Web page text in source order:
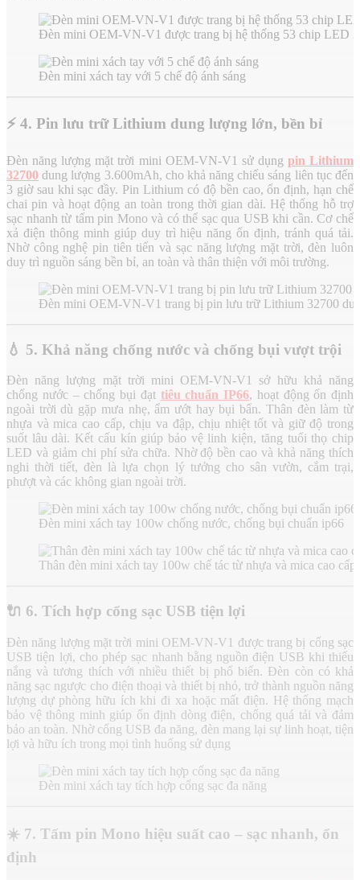
Đèn mini OEM-VN-V1 được trang bị hệ thống 53 chip LED
Đèn mini xách tay với 5 chế độ ánh sáng
⚡ 4. Pin lưu trữ Lithium dung lượng lớn, bền bỉ
Đèn năng lượng mặt trời mini OEM-VN-V1 sử dụng pin Lithium
32700 dung lượng 3.600mAh, cho khả năng chiếu sáng liên tục đến
3 giờ sau khi sạc đầy. Pin Lithium có độ bền cao, ổn định, hạn chế
chai pin và hoạt động an toàn trong thời gian dài. Hệ thống hỗ trợ
sạc nhanh từ tấm pin Mono và có thể sạc qua USB khi cần. Cơ chế
xả điện thông minh giúp duy trì hiệu năng ổn định, tránh quá tải.
Nhờ công nghệ pin tiên tiến và sạc năng lượng mặt trời, đèn luôn
duy trì nguồn sáng bền bỉ, an toàn và thân thiện với môi trường.
Đèn mini OEM-VN-V1 trang bị pin lưu trữ Lithium 32700
💧 5. Khả năng chống nước và chống bụi vượt trội
Đèn năng lượng mặt trời mini OEM-VN-V1 sở hữu khả năng
chống nước – chống bụi đạt tiêu chuẩn IP66, hoạt động ổn định
ngoài trời dù gặp mưa nhẹ, ẩm ướt hay bụi bẩn. Thân đèn làm từ
nhựa và mica cao cấp, chịu va đập, chịu nhiệt tốt và giữ độ trong
suốt lâu dài. Kết cấu kín giúp bảo vệ linh kiện, tăng tuổi thọ chip
LED và giảm chi phí sửa chữa. Nhờ độ bền cao và khả năng thích
nghi thời tiết, đèn là lựa chọn lý tưởng cho sân vườn, cắm trại,
phượt và các không gian ngoài trời.
Đèn mini xách tay 100w chống nước, chống bụi chuẩn ip66
Thân đèn mini xách tay 100w chế tác từ nhựa và mica cao cấp
🔌 6. Tích hợp cổng sạc USB tiện lợi
Đèn năng lượng mặt trời mini OEM-VN-V1 được trang bị cổng sạc
USB tiện lợi, cho phép sạc nhanh bằng nguồn điện USB khi thiếu
nắng và tương thích với nhiều thiết bị phổ biến. Đèn còn có khả
năng sạc ngược cho điện thoại và thiết bị nhỏ, trở thành nguồn năng
lượng dự phòng hữu ích khi đi xa hoặc mất điện. Hệ thống mạch
bảo vệ thông minh giúp ổn định dòng điện, chống quá tải và đảm
bảo an toàn. Nhờ cổng USB đa năng, đèn mang lại sự linh hoạt, tiện
lợi và hữu ích trong mọi tình huống sử dụng
Đèn mini xách tay tích hợp cổng sạc đa năng
☀️ 7. Tấm pin Mono hiệu suất cao – sạc nhanh, ổn
định